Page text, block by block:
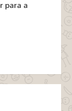
para a